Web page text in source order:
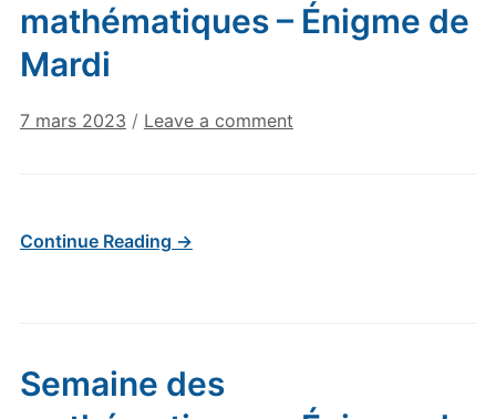
mathématiques – Énigme de
Mardi
7 mars 2023 / Leave a comment
Continue Reading →
Semaine des